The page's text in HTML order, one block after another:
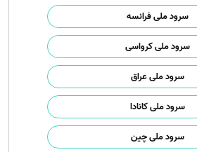
سرود ملی فرانسه
سرود ملی کرواسی
سرود ملی عراق
سرود ملی کانادا
سرود ملی چین